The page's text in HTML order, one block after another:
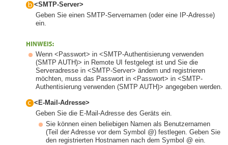
<SMTP-Server>
Geben Sie einen SMTP-Servernamen (oder eine IP-Adresse)
ein.
Wenn <Passwort> in <SMTP-Authentisierung verwenden
(SMTP AUTH)> in Remote UI festgelegt ist und Sie die
Serveradresse in <SMTP-Server> ändern und registrieren
möchten, muss das Passwort in <Passwort> in <SMTP-
Authentisierung verwenden (SMTP AUTH)> angegeben werden.
<E-Mail-Adresse>
Geben Sie die E-Mail-Adresse des Geräts ein.
Sie können einen beliebigen Namen als Benutzernamen
(Teil der Adresse vor dem Symbol @) festlegen. Geben Sie
den registrierten Hostnamen nach dem Symbol @ ein.